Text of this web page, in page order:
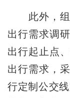
此外，组
出行需求调
出行起止点
出行需求，
行定制公交